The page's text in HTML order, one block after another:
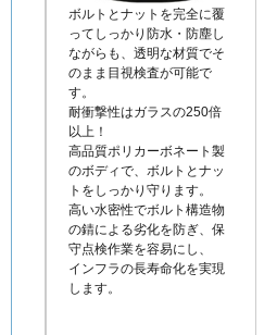
ボルトとナットを完全に覆
ってしっかり防水・防塵し
ながらも、透明な材質でそ
のまま目視検査が可能で
す。
耐衝撃性はガラスの250倍
以上！
高品質ポリカーボネート製
のボディで、ボルトとナッ
トをしっかり守ります。
高い水密性でボルト構造物
の錆による劣化を防ぎ、保
守点検作業を容易にし、
インフラの長寿命化を実現
します。